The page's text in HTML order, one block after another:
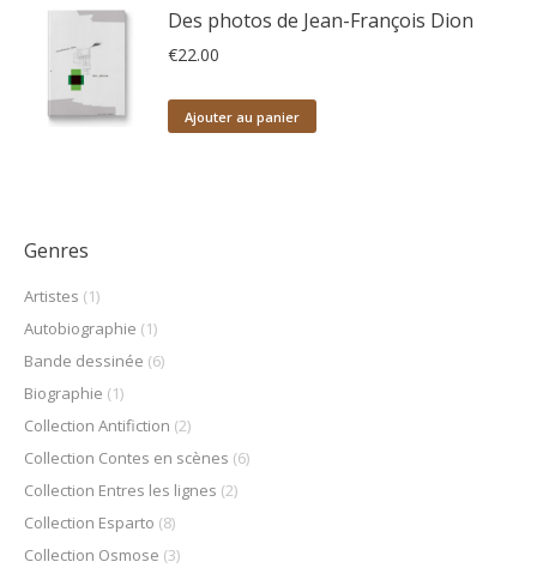
Des photos de Jean-François Dion
€22.00
Ajouter au panier
Genres
Artistes (1)
Autobiographie (1)
Bande dessinée (6)
Biographie (1)
Collection Antifiction (2)
Collection Contes en scènes (6)
Collection Entres les lignes (2)
Collection Esparto (8)
Collection Osmose (3)